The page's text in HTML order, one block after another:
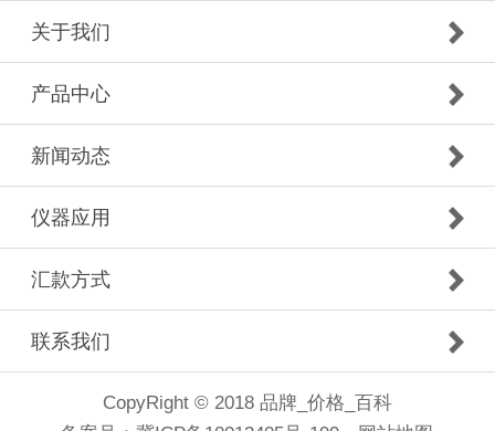
关于我们
产品中心
新闻动态
仪器应用
汇款方式
联系我们
CopyRight © 2018 品牌_价格_百科